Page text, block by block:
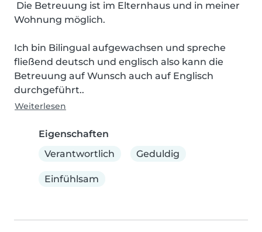
Wohnung möglich.
Ich bin Bilingual aufgewachsen und spreche
fließend deutsch und englisch also kann die
Betreuung auf Wunsch auch auf Englisch
durchgeführt..
Weiterlesen
Eigenschaften
Verantwortlich
Geduldig
Einfühlsam